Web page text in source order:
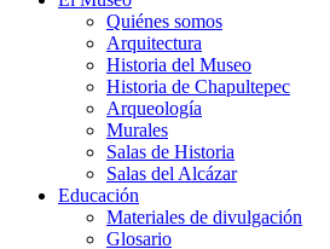
Quiénes somos
Arquitectura
Historia del Museo
Historia de Chapultepec
Arqueología
Murales
Salas de Historia
Salas del Alcázar
Educación
Materiales de divulgación
Glosario